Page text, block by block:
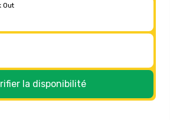
Out
la disponibilité